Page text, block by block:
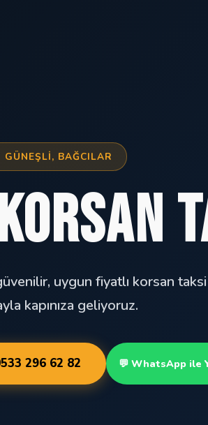
GÜNEŞLI, BAĞCILAR
uygun fiyatlı korsan
kapınıza geliyoruz.
296 62 82 💬 WhatsApp ile